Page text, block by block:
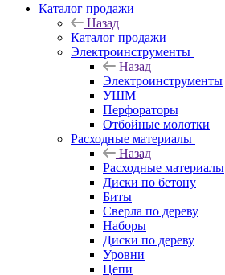
Каталог продажи
Назад
Каталог продажи
Электроинструменты
Назад
Электроинструменты
УШМ
Перфораторы
Отбойные молотки
Расходные материалы
Назад
Расходные материалы
Диски по бетону
Биты
Сверла по дереву
Наборы
Диски по дереву
Уровни
Цепи